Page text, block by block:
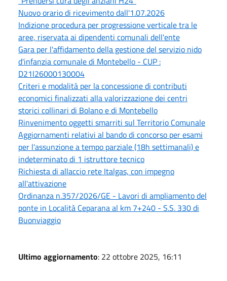
Nuovo orario di ricevimento dall'1.07.2026
Indizione procedura per progressione verticale tra le
aree, riservata ai dipendenti comunali dell'ente
Gara per l'affidamento della gestione del servizio nido
d'infanzia comunale di Montebello - CUP :
D21I26000130004
Criteri e modalità per la concessione di contributi
economici finalizzati alla valorizzazione dei centri
storici collinari di Bolano e di Montebello
Rinvenimento oggetti smarriti sul Territorio Comunale
Aggiornamenti relativi al bando di concorso per esami
per l'assunzione a tempo parziale (18h settimanali) e
indeterminato di 1 istruttore tecnico
Richiesta di allaccio rete Italgas, con impegno
all'attivazione
Ordinanza n.357/2026/GE - Lavori di ampliamento del
ponte in Località Ceparana al km 7+240 - S.S. 330 di
Buonviaggio
Ultimo aggiornamento: 22 ottobre 2025, 16:11